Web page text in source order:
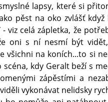
lapsy, které si
pěst na oko zvlášť
- viz celá zápletka, že
oni s ní nesmí být
všichni na koních...to si
scéna, kdy Geralt beží s
zápěstími a
vykonávat nelidsky